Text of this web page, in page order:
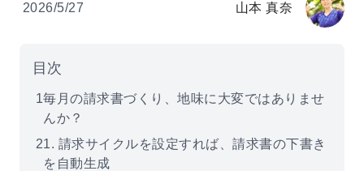
2026/5/27 山本 真奈
目次
1毎月の請求書づくり、地味に大変ではありませ
んか？
21. 請求サイクルを設定すれば、請求書の下書き
を自動生成